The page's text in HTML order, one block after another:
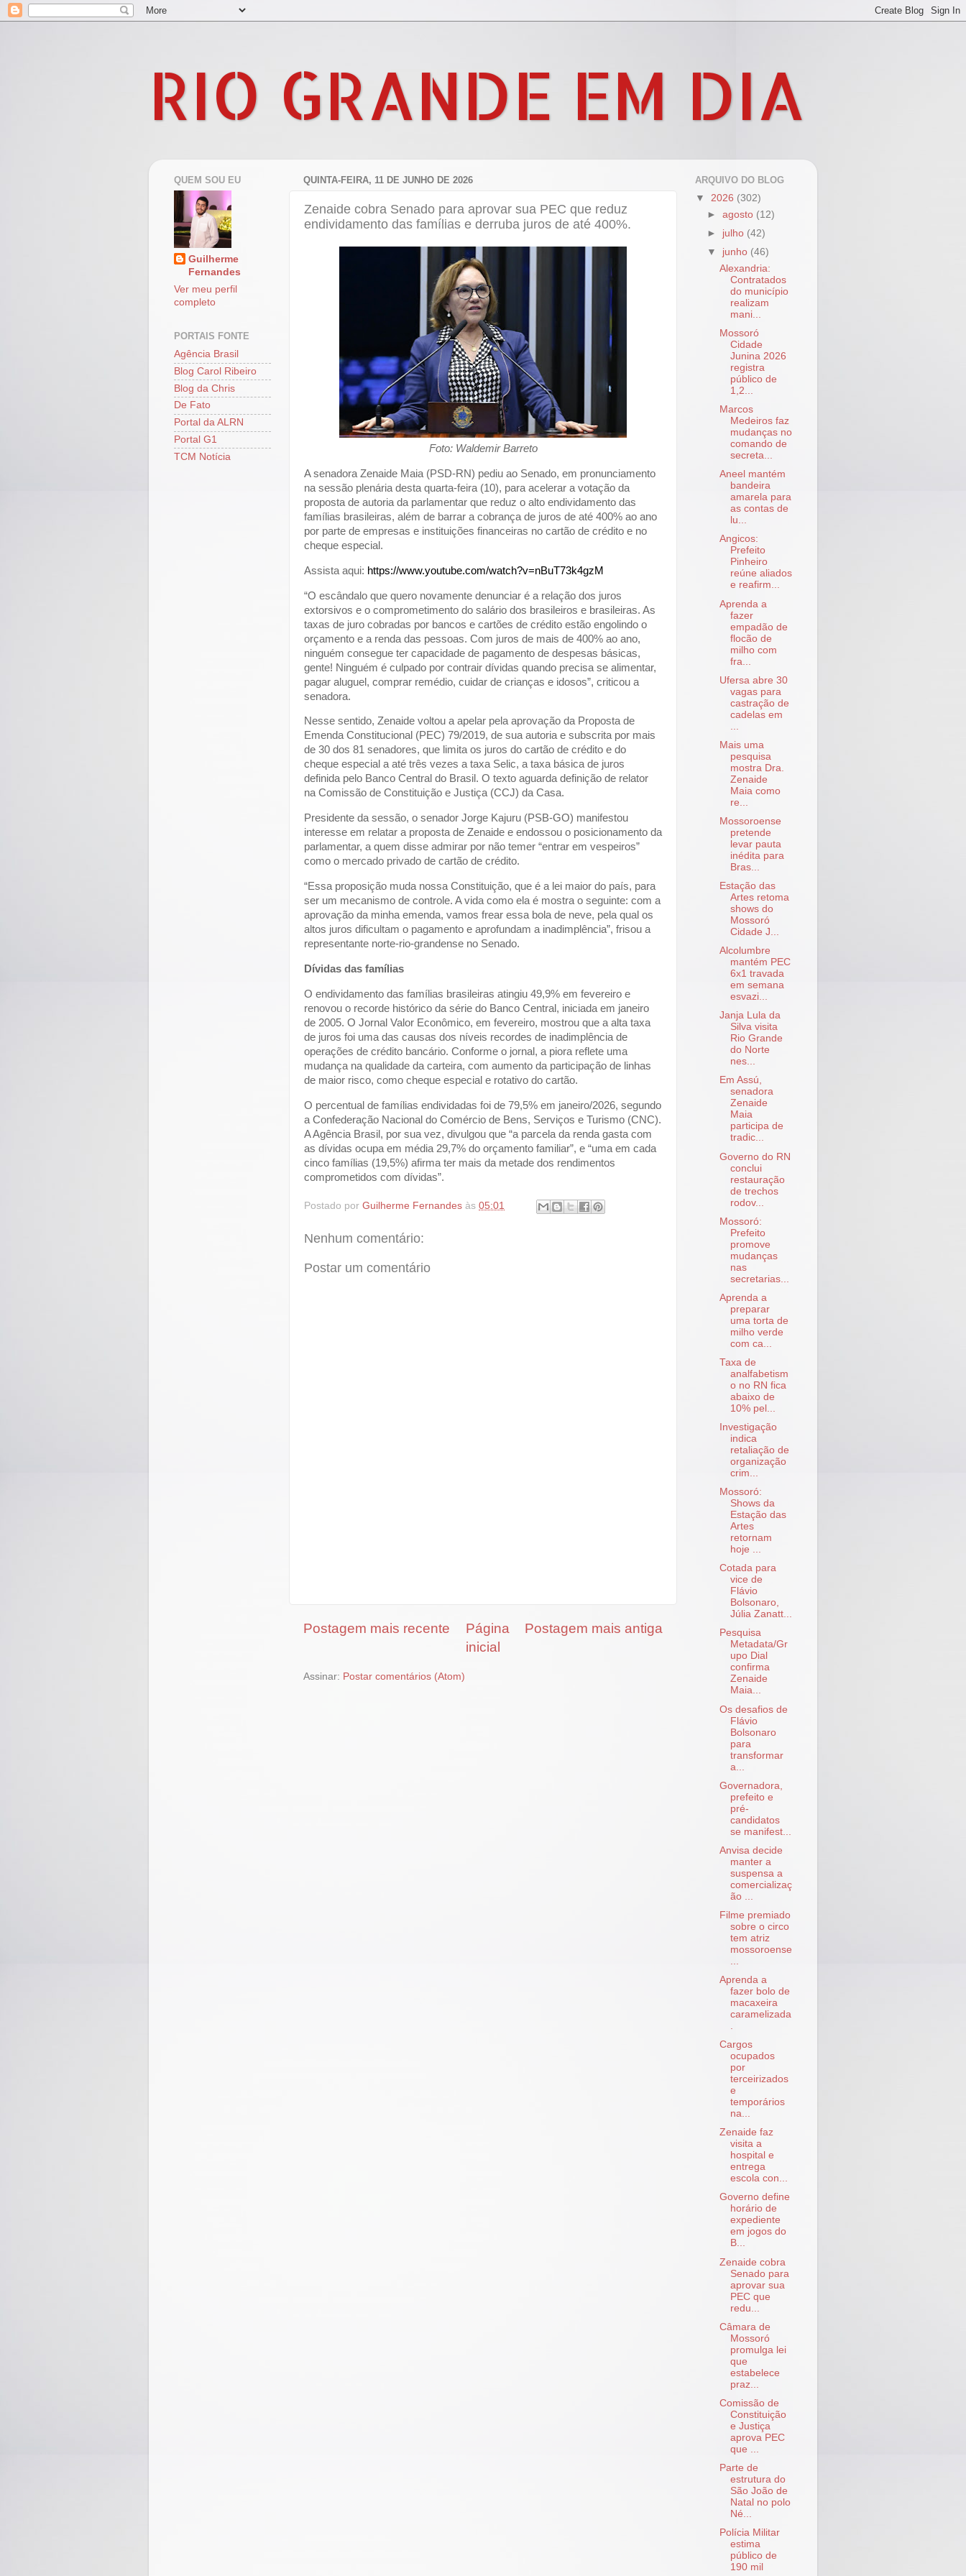
RIO GRANDE EM DIA
QUINTA-FEIRA, 11 DE JUNHO DE 2026
Zenaide cobra Senado para aprovar sua PEC que reduz
endividamento das famílias e derruba juros de até 400%.
Foto: Waldemir Barreto
A senadora Zenaide Maia (PSD-RN) pediu ao Senado, em pronunciamento
na sessão plenária desta quarta-feira (10), para acelerar a votação da
proposta de autoria da parlamentar que reduz o alto endividamento das
famílias brasileiras, além de barrar a cobrança de juros de até 400% ao ano
por parte de empresas e instituições financeiras no cartão de crédito e no
cheque especial.
Assista aqui: https://www.youtube.com/watch?v=nBuT73k4gzM
“O escândalo que quero novamente denunciar é a relação dos juros
extorsivos e o comprometimento do salário dos brasileiros e brasileiras. As
taxas de juro cobradas por bancos e cartões de crédito estão engolindo o
orçamento e a renda das pessoas. Com juros de mais de 400% ao ano,
ninguém consegue ter capacidade de pagamento de despesas básicas,
gente! Ninguém é culpado por contrair dívidas quando precisa se alimentar,
pagar aluguel, comprar remédio, cuidar de crianças e idosos”, criticou a
senadora.
Nesse sentido, Zenaide voltou a apelar pela aprovação da Proposta de
Emenda Constitucional (PEC) 79/2019, de sua autoria e subscrita por mais
de 30 dos 81 senadores, que limita os juros do cartão de crédito e do
cheque especial a até três vezes a taxa Selic, a taxa básica de juros
definida pelo Banco Central do Brasil. O texto aguarda definição de relator
na Comissão de Constituição e Justiça (CCJ) da Casa.
Presidente da sessão, o senador Jorge Kajuru (PSB-GO) manifestou
interesse em relatar a proposta de Zenaide e endossou o posicionamento da
parlamentar, a quem disse admirar por não temer “entrar em vespeiros”
como o mercado privado de cartão de crédito.
“Essa proposição muda nossa Constituição, que é a lei maior do país, para
ser um mecanismo de controle. A vida como ela é mostra o seguinte: com a
aprovação da minha emenda, vamos frear essa bola de neve, pela qual os
altos juros dificultam o pagamento e aprofundam a inadimplência”, frisou a
representante norte-rio-grandense no Senado.
Dívidas das famílias
O endividamento das famílias brasileiras atingiu 49,9% em fevereiro e
renovou o recorde histórico da série do Banco Central, iniciada em janeiro
de 2005. O Jornal Valor Econômico, em fevereiro, mostrou que a alta taxa
de juros foi uma das causas dos níveis recordes de inadimplência de
operações de crédito bancário. Conforme o jornal, a piora reflete uma
mudança na qualidade da carteira, com aumento da participação de linhas
de maior risco, como cheque especial e rotativo do cartão.
O percentual de famílias endividadas foi de 79,5% em janeiro/2026, segundo
a Confederação Nacional do Comércio de Bens, Serviços e Turismo (CNC).
A Agência Brasil, por sua vez, divulgou que “a parcela da renda gasta com
as dívidas ocupa em média 29,7% do orçamento familiar”, e “uma em cada
cinco famílias (19,5%) afirma ter mais da metade dos rendimentos
comprometidos com dívidas”.
Postado por Guilherme Fernandes às 05:01
Nenhum comentário:
Postar um comentário
Postagem mais recente Postagem mais antiga
Página
inicial
Assinar: Postar comentários (Atom)
QUEM SOU EU
Guilherme
Fernandes
Ver meu perfil
completo
PORTAIS FONTE
Agência Brasil
Blog Carol Ribeiro
Blog da Chris
De Fato
Portal da ALRN
Portal G1
TCM Notícia
ARQUIVO DO BLOG
▼ 2026 (302)
►agosto (12)
► julho (42)
▼ junho (46)
Alexandria:
Contratados
do município
realizam
mani...
Mossoró
Cidade
Junina 2026
registra
público de
1,2...
Marcos
Medeiros faz
mudanças no
comando de
secreta...
Aneel mantém
bandeira
amarela para
as contas de
lu...
Angicos:
Prefeito
Pinheiro
reúne aliados
e reafirm...
Aprenda a
fazer
empadão de
flocão de
milho com
fra...
Ufersa abre 30
vagas para
castração de
cadelas em
Mais uma
pesquisa
mostra Dra.
Zenaide
Maia como
re...
Mossoroense
pretende
levar pauta
inédita para
Bras...
Estação das
Artes retoma
shows do
Mossoró
Cidade J...
Alcolumbre
mantém PEC
6x1 travada
em semana
esvazi...
Janja Lula da
Silva visita
Rio Grande
do Norte
nes...
Em Assú,
senadora
Zenaide
Maia
participa de
tradic...
Governo do RN
conclui
restauração
de trechos
rodov...
Mossoró:
Prefeito
promove
mudanças
nas
secretarias...
Aprenda a
preparar
uma torta de
milho verde
com ca...
Taxa de
analfabetism
o no RN fica
abaixo de
10% pel...
Investigação
indica
retaliação de
organização
crim...
Mossoró:
Shows da
Estação das
Artes
retornam
hoje ...
Cotada para
vice de
Flávio
Bolsonaro,
Júlia Zanatt...
Pesquisa
Metadata/Gr
upo Dial
confirma
Zenaide
Maia...
Os desafios de
Flávio
Bolsonaro
para
transformar
a...
Governadora,
prefeito e
pré-
candidatos
se manifest...
Anvisa decide
manter a
suspensa a
comercializaç
ão ...
Filme premiado
sobre o circo
tem atriz
mossoroense
Aprenda a
fazer bolo de
macaxeira
caramelizada
.
Cargos
ocupados
por
terceirizados
e
temporários
na...
Zenaide faz
visita a
hospital e
entrega
escola con...
Governo define
horário de
expediente
em jogos do
B...
Zenaide cobra
Senado para
aprovar sua
PEC que
redu...
Câmara de
Mossoró
promulga lei
que
estabelece
praz...
Comissão de
Constituição
e Justiça
aprova PEC
que ...
Parte de
estrutura do
São João de
Natal no polo
Né...
Polícia Militar
estima
público de
190 mil